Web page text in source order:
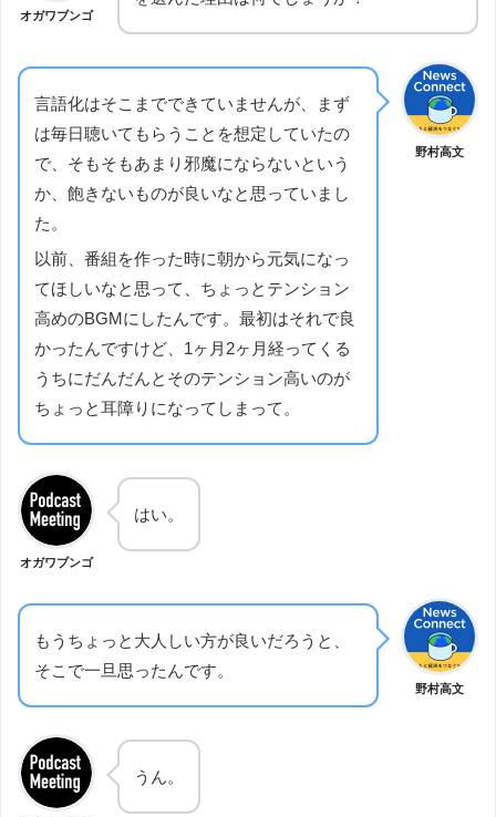
オガワブンゴ
野村高文
言語化はそこまでできていませんが、まず
は毎日聴いてもらうことを想定していたの
で、そもそもあまり邪魔にならないという
か、飽きないものが良いなと思っていまし
た。
以前、番組を作った時に朝から元気になっ
てほしいなと思って、ちょっとテンション
高めのBGMにしたんです。最初はそれで良
かったんですけど、1ヶ月2ヶ月経ってくる
うちにだんだんとそのテンション高いのが
ちょっと耳障りになってしまって。
オガワブンゴ
はい。
野村高文
もうちょっと大人しい方が良いだろうと、
そこで一旦思ったんです。
うん。